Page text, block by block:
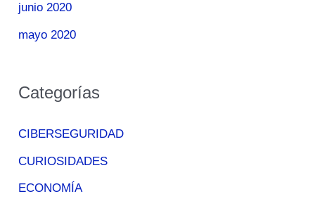
junio 2020
mayo 2020
Categorías
CIBERSEGURIDAD
CURIOSIDADES
ECONOMÍA